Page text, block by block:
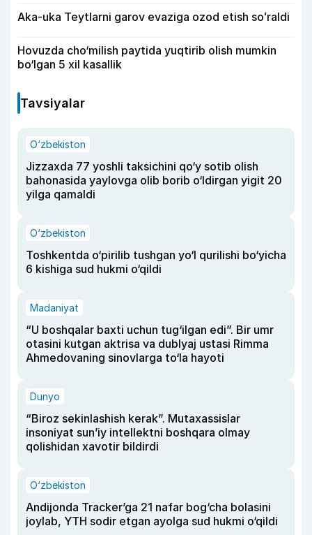
Aka-uka Teytlarni garov evaziga ozod etish soʻraldi
Hovuzda cho‘milish paytida yuqtirib olish mumkin
bo‘lgan 5 xil kasallik
Tavsiyalar
O‘zbekiston
Jizzaxda 77 yoshli taksichini qo‘y sotib olish
bahonasida yaylovga olib borib o‘ldirgan yigit 20
yilga qamaldi
O‘zbekiston
Toshkentda o‘pirilib tushgan yo‘l qurilishi bo‘yicha
6 kishiga sud hukmi o‘qildi
Madaniyat
“U boshqalar baxti uchun tug‘ilgan edi”. Bir umr
otasini kutgan aktrisa va dublyaj ustasi Rimma
Ahmedovaning sinovlarga to‘la hayoti
Dunyo
“Biroz sekinlashish kerak”. Mutaxassislar
insoniyat sun’iy intellektni boshqara olmay
qolishidan xavotir bildirdi
O‘zbekiston
Andijonda Tracker’ga 21 nafar bog‘cha bolasini
joylab, YTH sodir etgan ayolga sud hukmi o‘qildi